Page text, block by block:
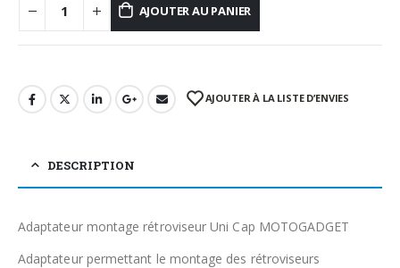
AJOUTER AU PANIER
AJOUTER À LA LISTE D’ENVIES
DESCRIPTION
Adaptateur montage rétroviseur Uni Cap MOTOGADGET
Adaptateur permettant le montage des rétroviseurs